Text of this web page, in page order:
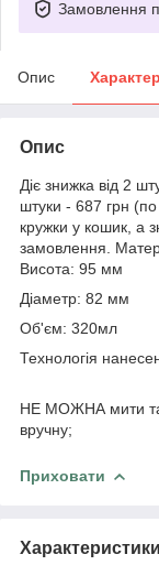
Замовлення
Опис
Опис
Діє знижка від 2
штуки - 687 грн (по
кружки у кошик, а
замовлення.
Висота: 95 мм
Діаметр: 82 мм
Об'єм: 320мл
Технологія
НЕ МОЖНА мити
вручну;
Приховати
Характеристики